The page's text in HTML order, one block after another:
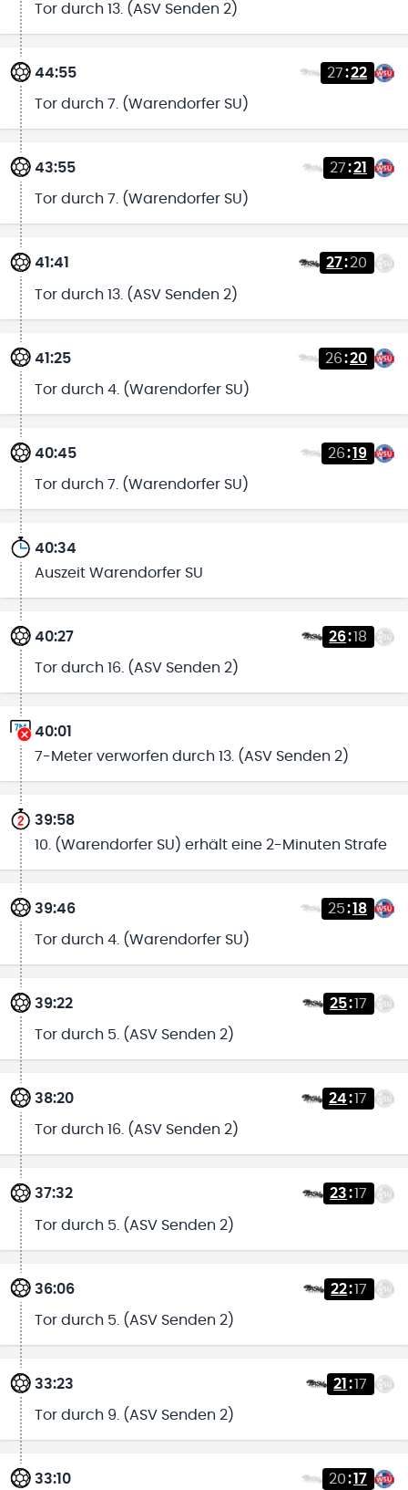
Tor durch 13. (ASV Senden 2)
44:55 27:22
Tor durch 7. (Warendorfer SU)
43:55 27:21
Tor durch 7. (Warendorfer SU)
41:41 27:20
Tor durch 13. (ASV Senden 2)
41:25 26:20
Tor durch 4. (Warendorfer SU)
40:45 26:19
Tor durch 7. (Warendorfer SU)
40:34
Auszeit Warendorfer SU
40:27 26:18
Tor durch 16. (ASV Senden 2)
40:01
7-Meter verworfen durch 13. (ASV Senden 2)
39:58
10. (Warendorfer SU) erhält eine 2-Minuten Strafe
39:46 25:18
Tor durch 4. (Warendorfer SU)
39:22 25:17
Tor durch 5. (ASV Senden 2)
38:20 24:17
Tor durch 16. (ASV Senden 2)
37:32 23:17
Tor durch 5. (ASV Senden 2)
36:06 22:17
Tor durch 5. (ASV Senden 2)
33:23 21 :17
Tor durch 9. (ASV Senden 2)
33:10 20:17